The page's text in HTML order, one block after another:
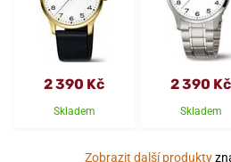
2 390 Kč
Skladem
2 390 Kč
Skladem
Zobrazit další produkty